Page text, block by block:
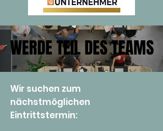
WERDE TEIL DES TEAMS
WERDE TEIL DES TEAMS
Wir suchen zum
nächstmöglichen
Eintrittstermin: